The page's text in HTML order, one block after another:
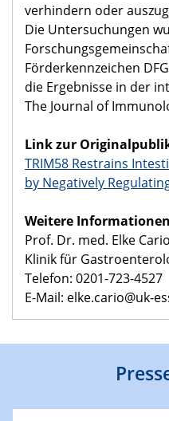
verhindern oder
Die Untersuchungen
Förderkennzeichen
die Ergebnisse in der
The Journal of
Link zur
TRIM58 Restrains
by Negatively
Weitere
Prof. Dr. med. Elke Cario
Klinik für
Telefon: 0201-723-4527
E-Mail: elke.cario@uk-